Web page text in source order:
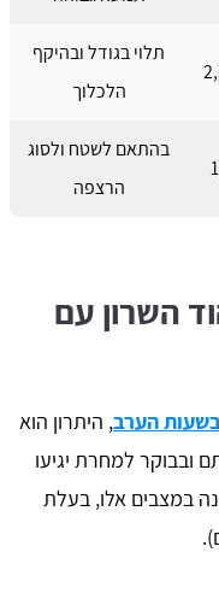
תלוי בגודל ובהיקף
הלכלוך
בהתאם לשטח ולסוג
הרצפה
השרון עם
בשעות הערב, היתרון הוא
ובבוקר למחרת יגיעו
במצבים אלו, בעלת